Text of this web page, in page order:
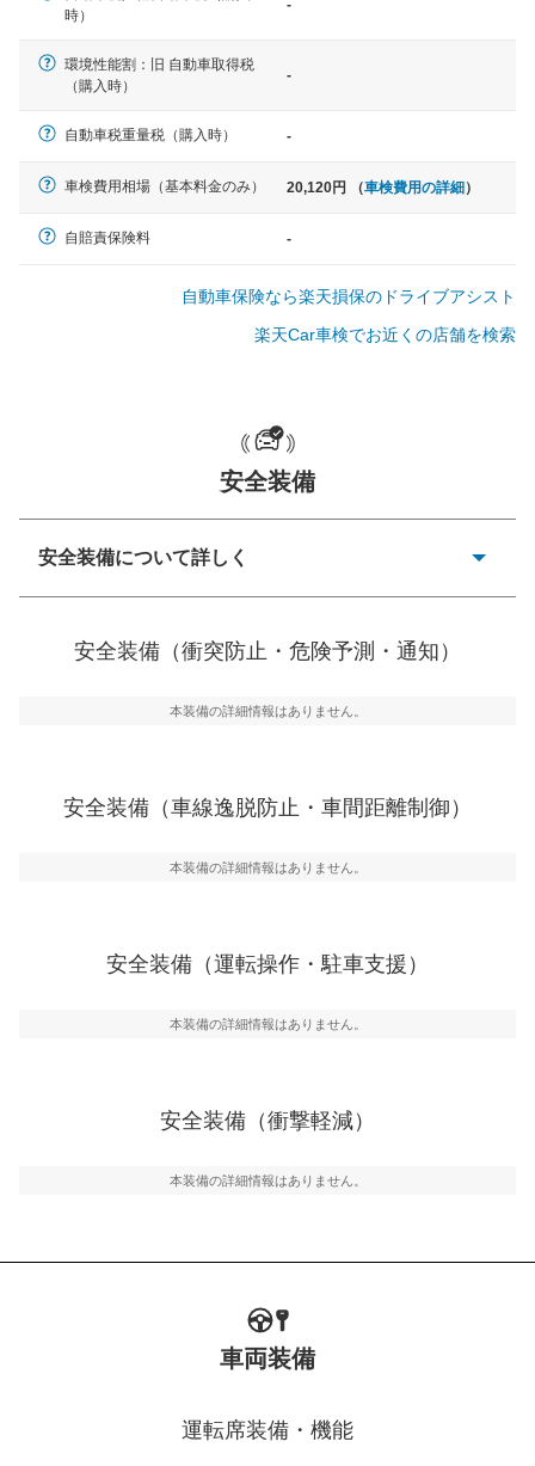
軽自動車
ノア、セレナ、プリウス、カロー
大型車
一般的な荷物のサイズの目安
時）
-
環境性能割：旧 自動車取得税
（購入時）
-
自動車税重量税（購入時） -
車検費用相場（基本料金のみ） 20,120円 （車検費用の詳細）
自賠責保険料 -
自動車保険なら楽天損保のドライブアシスト
楽天Car車検でお近くの店舗を検索
安全装備
安全装備について詳しく
ーキアシスト、ABSなどが装備されています。
車線逸脱防止
車線のはみだしやふらつきを防止するためにレーンキー
運転・駐車支援
グ・アシストやサイドブラインドモニターなどが装備さ
万が一車体が衝撃を受けたときに、運転者・同乗者を守
るSRSエアバッグシステム、プリテンショナーシートベ
安全装備（衝突防止・危険予測・通知）
本装備の詳細情報はありません。
安全装備（車線逸脱防止・車間距離制御）
本装備の詳細情報はありません。
安全装備（運転操作・駐車支援）
本装備の詳細情報はありません。
安全装備（衝撃軽減）
本装備の詳細情報はありません。
車両装備
運転席装備・機能